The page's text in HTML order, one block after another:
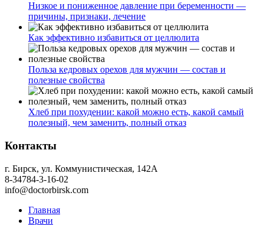
Низкое и пониженное давление при беременности —
причины, признаки, лечение
Как эффективно избавиться от целлюлита
Польза кедровых орехов для мужчин — состав и
полезные свойства
Хлеб при похудении: какой можно есть, какой самый
полезный, чем заменить, полный отказ
Контакты
г. Бирск, ул. Коммунистическая, 142А
8-34784-3-16-02
info@doctorbirsk.com
Главная
Врачи